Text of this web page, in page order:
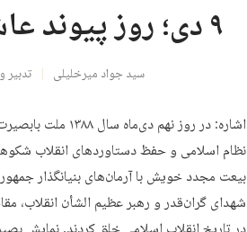
۹ دی؛ روز پیوند عاشورایی امام و امت
سید جواد میرخلیلی
اشاره: در روز
نظام اسلامی و حفظ دستاوردهای انقلاب
بیعت مجدد خویش با آرمان‌های بنیانگذار
شهدای گران‌قدر و رهبر عظیم الشأن انقلاب،